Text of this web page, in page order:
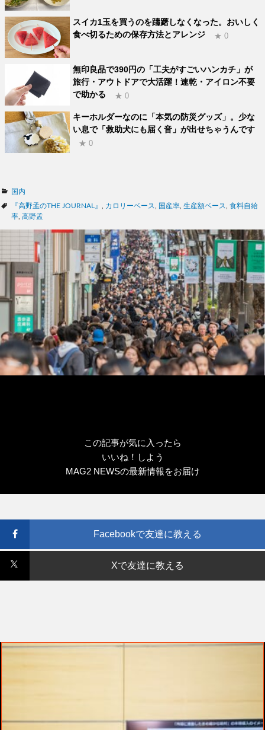
スイカ1玉を買うのを躊躇しなくなった。おいしく
食べ切るための保存方法とアレンジ
★ 0
無印良品で390円の「工夫がすごいハンカチ」が
旅行・アウトドアで大活躍！速乾・アイロン不要
で助かる
★ 0
キーホルダーなのに「本気の防災グッズ」。少な
い息で「救助犬にも届く音」が出せちゃうんです
★ 0
カ
テ
ゴ
国内
タ
グ
『高野孟のTHE JOURNAL』 カロリーベース 国産率 生産額ベース
食料自給
率 高野孟
この記事が気に入ったら
いいね！しよう
MAG2 NEWSの最新情報をお届け
Facebookで友達に教える
Xで友達に教える